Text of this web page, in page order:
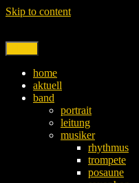
Skip to content
home
aktuell
band
portrait
leitung
musiker
rhythmus
trompete
posaune